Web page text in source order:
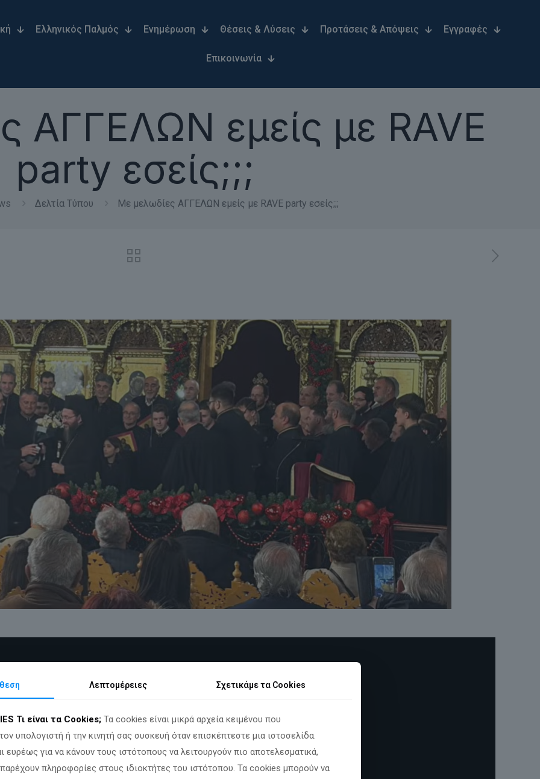
Ελληνικός Παλμός Ενημέρωση Θέσεις & Λύσεις Προτάσεις & Απόψεις Εγγραφές
Επικοινωνία
ΑΓΓΕΛΩΝ εμείς με RAVE
party εσείς;;;
Δελτία Τύπου Με μελωδίες ΑΓΓΕΛΩΝ εμείς με RAVE party εσείς;;;
Λεπτομέρειες Σχετικάμε τα Cookies
Τι είναι τα Cookies; Τα cookies είναι μικρά αρχεία κειμένου που
υπολογιστή ή την κινητή σας συσκευή όταν επισκέπτεστε μια ιστοσελίδα.
ευρέως για να κάνουν τους ιστότοπους να λειτουργούν πιο αποτελεσματικά,
πληροφορίες στους ιδιοκτήτες του ιστότοπου. Τα cookies μπορούν να